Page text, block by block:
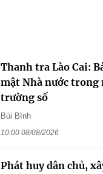
Thanh tra Lào Cai:
mật Nhà nước trong
trường số
Bùi Bình
10:00 08/08/2026
Phát huy dân chủ,